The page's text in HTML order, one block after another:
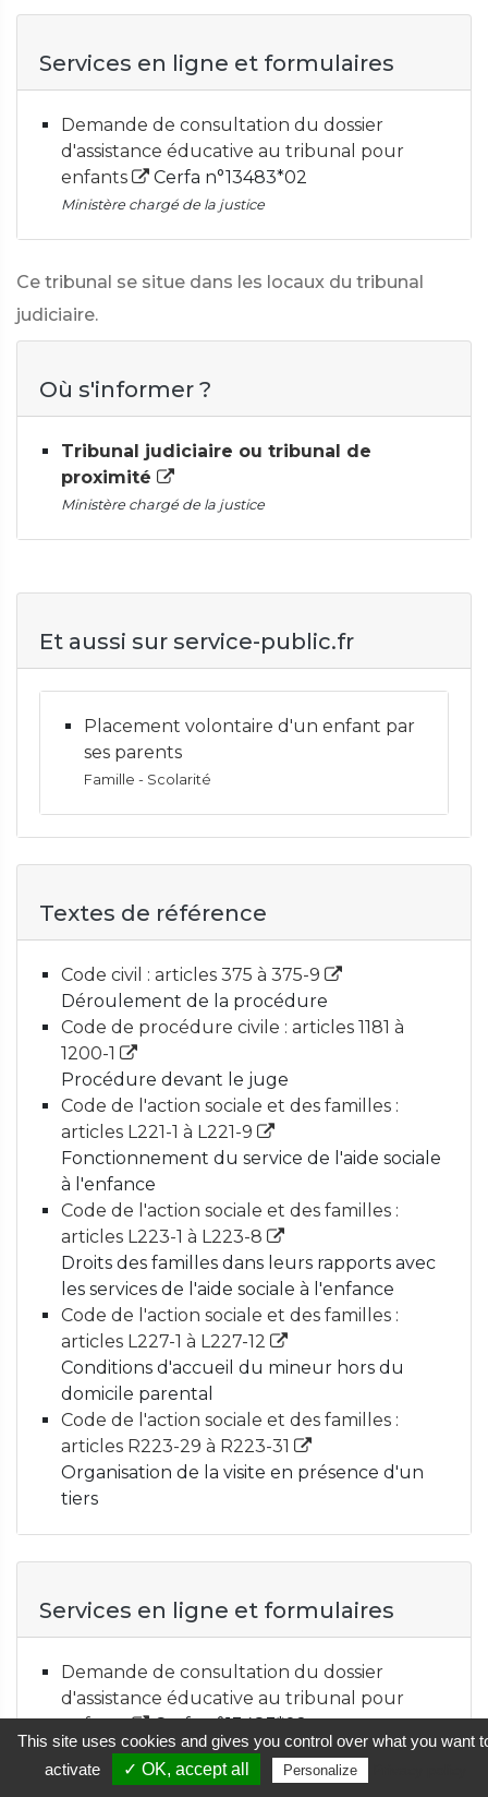
Services en ligne et formulaires
Demande de consultation du dossier
d'assistance éducative au tribunal pour
enfants
Cerfa n°13483*02
Ministère chargé de la justice
Ce tribunal se situe dans les locaux du tribunal
judiciaire.
Où s'informer ?
Tribunal judiciaire ou tribunal de
proximité
Ministère chargé de la justice
Et aussi sur service-public.fr
Placement volontaire d'un enfant par
ses parents
Famille - Scolarité
Textes de référence
Code civil : articles 375 à 375-9
Déroulement de la procédure
Code de procédure civile : articles 1181 à
1200-1
Procédure devant le juge
Code de l'action sociale et des familles :
articles L221-1 à L221-9
Fonctionnement du service de l'aide sociale
à l'enfance
Code de l'action sociale et des familles :
articles L223-1 à L223-8
Droits des familles dans leurs rapports avec
les services de l'aide sociale à l'enfance
Code de l'action sociale et des familles :
articles L227-1 à L227-12
Conditions d'accueil du mineur hors du
domicile parental
Code de l'action sociale et des familles :
articles R223-29 à R223-31
Organisation de la visite en présence d'un
tiers
Services en ligne et formulaires
Demande de consultation du dossier
d'assistance éducative au tribunal pour
enfants
Cerfa n°13483*02
Ministère chargé de la justice
Requête au juge des enfants dans le cadre
This site uses cookies and gives you control over what you want
activate
✓ OK, accept all Personalize